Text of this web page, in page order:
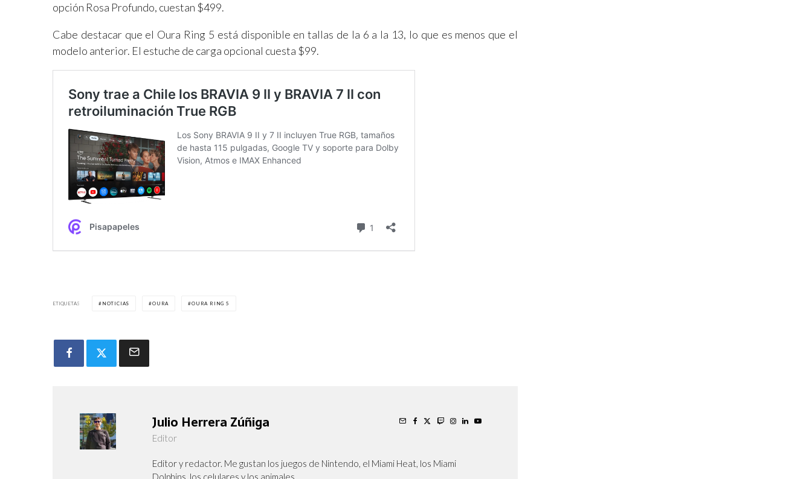
opción Rosa Profundo, cuestan $499.
Cabe destacar que el Oura Ring 5 está disponible en tallas de la 6 a la 13, lo que es menos que el
modelo anterior. El estuche de carga opcional cuesta $99.
ETIQUETAS NOTICIAS OURA OURA RING 5
Julio Herrera Zúñiga
Editor
Editor y redactor. Me gustan los juegos de Nintendo, el Miami Heat, los Miami
Dolphins, los celulares y los animales.